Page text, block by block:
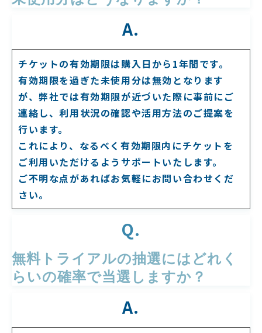
A.
チケットの有効期限は購入日から1年間です。
有効期限を過ぎた未使用分は無効となります
が、弊社では有効期限が近づいた際に事前にご
連絡し、利用状況の確認や活用方法のご提案を
行います。
これにより、なるべく有効期限内にチケットを
ご利用いただけるようサポートいたします。
ご不明な点があればお気軽にお問い合わせくだ
さい。
Q.
無料トライアルの抽選にはどれく
らいの確率で当選しますか？
A.